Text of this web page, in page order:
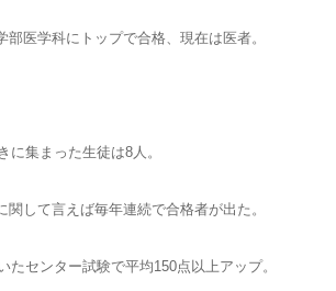
部医学科にトップで合格、現在は医者。
に集まった生徒は8人。
関して言えば毎年連続で合格者が出た。
たセンター試験で平均150点以上アップ。